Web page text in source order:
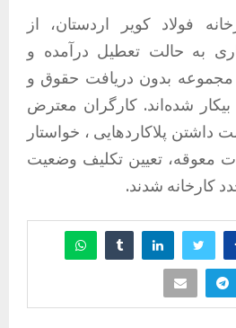
فولاد کویر اردستان، از
به حالت تعطیل درآمده و
این مجموعه بدون دریافت حقوق و
شده‌اند. کارگران معترض
داشتن پلاکاردهایی ، خواستار
معوقه، تعیین تکلیف وضعیت
کارخانه شدند.